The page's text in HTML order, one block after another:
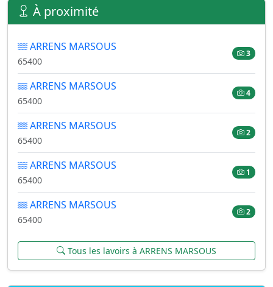
À proximité
ARRENS MARSOUS
65400
3
ARRENS MARSOUS
65400
4
ARRENS MARSOUS
65400
2
ARRENS MARSOUS
65400
1
ARRENS MARSOUS
65400
2
Tous les lavoirs à ARRENS MARSOUS